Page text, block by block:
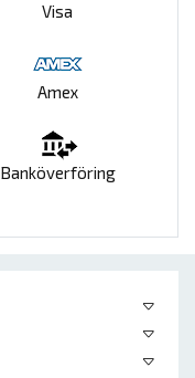
Visa
Amex
Banköverföring